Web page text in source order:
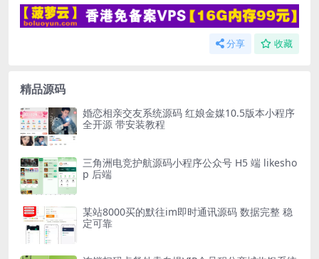
分享 收藏
精品源码
婚恋相亲交友系统源码 红娘金媒10.5版本小程序
全开源 带安装教程
三角洲电竞护航源码小程序公众号 H5 端 likesho
p 后端
某站8000买的默往im即时通讯源码 数据完整 稳
定可靠